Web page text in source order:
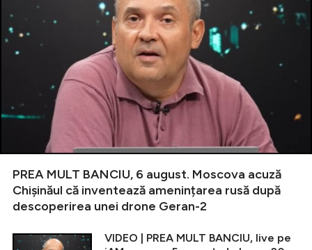
PREA MULT BANCIU, 6 august. Moscova acuză
Chișinăul că inventează amenințarea rusă după
descoperirea unei drone Geran-2
VIDEO | PREA MULT BANCIU, live pe